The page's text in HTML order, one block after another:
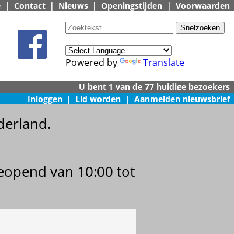
| Contact | Nieuws | Openingstijden | Voorwaarden
Powered by Translate
Inloggen | Lid worden | Aanmelden nieuwsbrief
van 10:00 tot